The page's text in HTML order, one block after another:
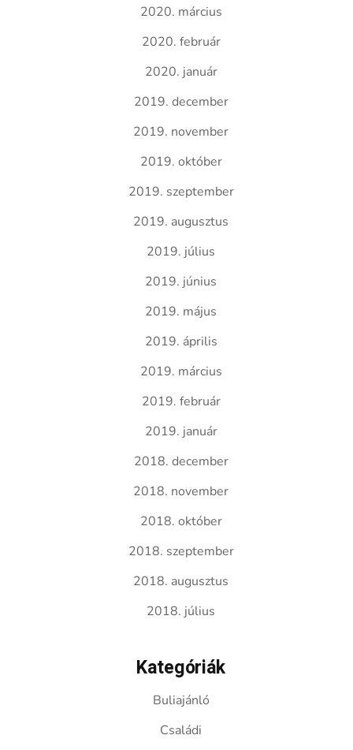
2020. március
2020. február
2020. január
2019. december
2019. november
2019. október
2019. szeptember
2019. augusztus
2019. július
2019. június
2019. május
2019. április
2019. március
2019. február
2019. január
2018. december
2018. november
2018. október
2018. szeptember
2018. augusztus
2018. július
Kategóriák
Buliajánló
Családi